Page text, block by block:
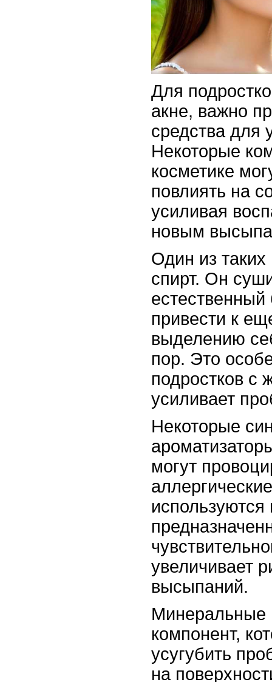
Для
акне, важно
средства для
Некоторые
косметике
повлиять на
усиливая
новым
Один из таких
спирт. Он
привести к
выделению
пор. Это
подростков с
усиливает
Некоторые
могут
используются
увеличивает
высыпаний.
Минеральные
компонент,
усугубить
на